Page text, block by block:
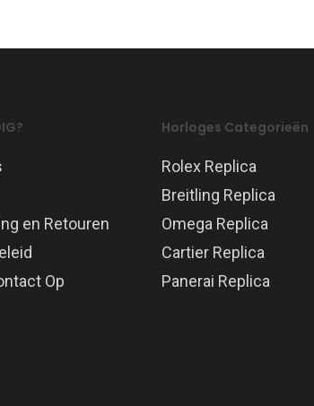
en Retouren
Op
Horloges Categorieën
Rolex Replica
Breitling Replica
Omega Replica
Cartier Replica
Panerai Replica